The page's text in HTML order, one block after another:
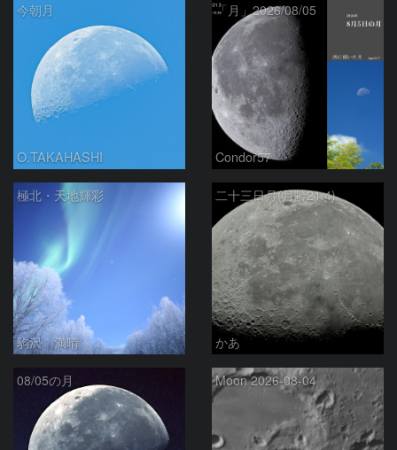
今朝月
O.TAKAHASHI
「月」2026/08/05
Condor57
極北・天地輝彩
駒沢 満晴
二十三日月(月齢21.4)
かあ
08/05の月 Moon 2026-08-04